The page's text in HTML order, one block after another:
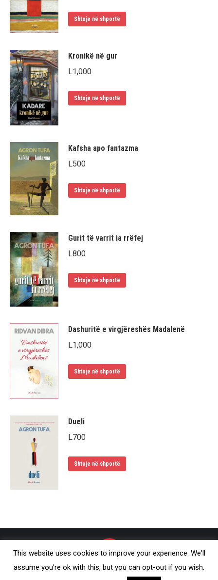
Shtoje në shportë
Kronikë në gur
L1,000
Shtoje në shportë
Kafsha apo fantazma
L500
Shtoje në shportë
Gurit të varrit ia rrëfej
L800
Shtoje në shportë
Dashuritë e virgjëreshës Madalenë
L1,000
Shtoje në shportë
Dueli
L700
Shtoje në shportë
© Onufri 2020
This website uses cookies to improve your experience. We'll
assume you're ok with this, but you can opt-out if you wish.